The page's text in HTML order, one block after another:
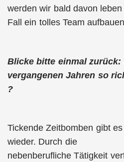
werden wir bald davon
Fall ein tolles Team
Blicke bitte einmal zurück:
vergangenen Jahren so
?
Tickende Zeitbomben gibt
wieder. Durch die
nebenberufliche Tätigkeit